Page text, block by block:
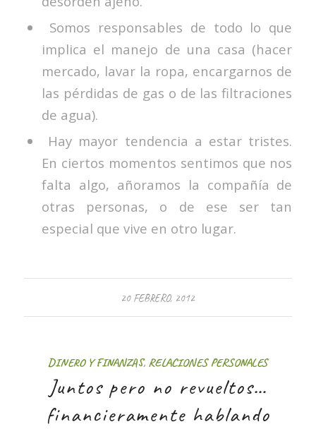
Somos responsables de todo lo que
implica el manejo de una casa (hacer
mercado, lavar la ropa, encargarnos de
las pérdidas de gas o de las filtraciones
de agua).
Hay mayor tendencia a estar tristes.
En ciertos momentos sentimos que nos
falta algo, añoramos la compañía de
otras personas, o de ese ser tan
especial que vive en otro lugar.
20 FEBRERO, 2012
DINERO Y FINANZAS, RELACIONES PERSONALES
Juntos pero no revueltos…
financieramente hablando